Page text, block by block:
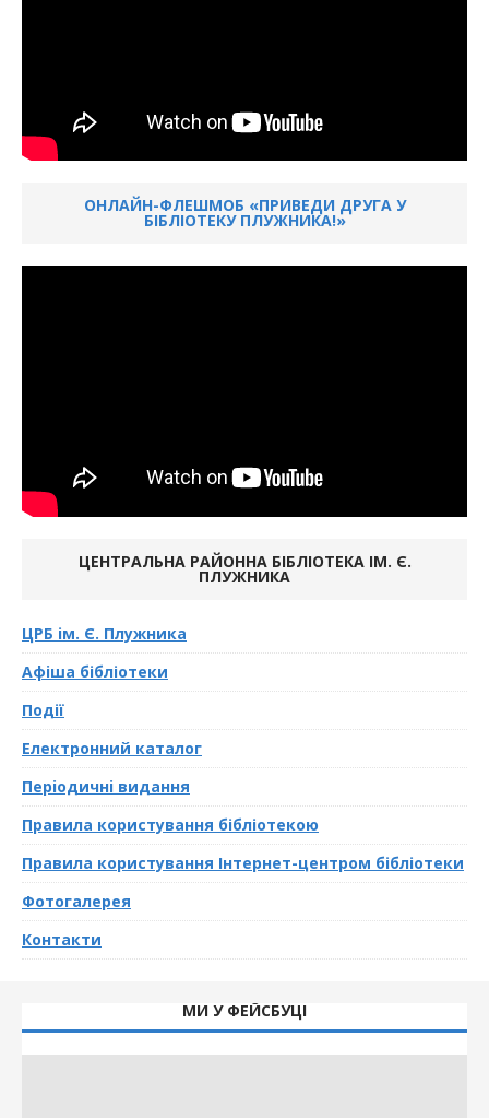
ОНЛАЙН-ФЛЕШМОБ «ПРИВЕДИ ДРУГА У
БІБЛІОТЕКУ ПЛУЖНИКА!»
ЦЕНТРАЛЬНА РАЙОННА БІБЛІОТЕКА ІМ. Є.
ПЛУЖНИКА
ЦРБ ім. Є. Плужника
Афiша бібліотеки
Події
Електронний каталог
Перiодичнi видання
Правила користування бібліотекою
Правила користування Інтернет-центром бібліотеки
Фотогалерея
Контакти
МИ У ФЕЙСБУЦІ